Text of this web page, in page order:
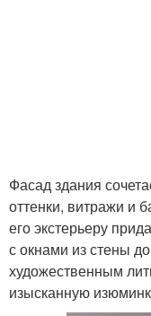
Фасад здания
оттенки, витражи и
его экстерьеру
с окнами из стены
художественным
изысканную